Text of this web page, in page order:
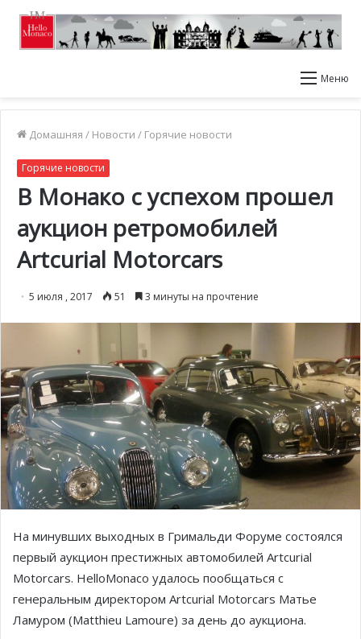
Меню
Домашняя / Новости / Горячие новости
Горячие новости
В Монако с успехом прошел
аукцион ретромобилей
Artcurial Motorcars
5 июля , 2017 51 3 минуты на прочтение
На минувших выходных в Гримальди Форуме состоялся
первый аукцион престижных автомобилей Artcurial
Motorcars. HelloMonaco удалось пообщаться с
генеральным директором Artcurial Motorcars Матье
Ламуром (Matthieu Lamoure) за день до аукциона.